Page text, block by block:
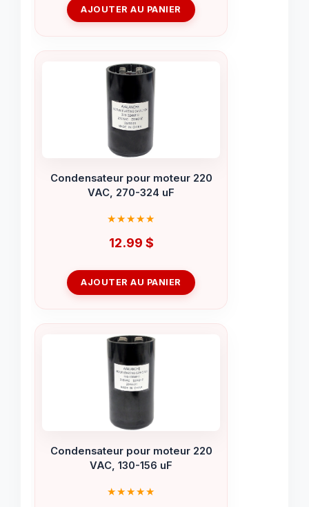
AJOUTER AU PANIER
Condensateur pour moteur 220
VAC, 270-324 uF
12.99 $
AJOUTER AU PANIER
Condensateur pour moteur 220
VAC, 130-156 uF